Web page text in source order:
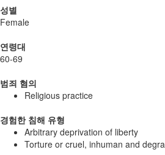
성별
Female
연령대
60-69
범죄 혐의
Religious practice
경험한 침해 유형
Arbitrary deprivation of liberty
Torture or cruel, inhuman and